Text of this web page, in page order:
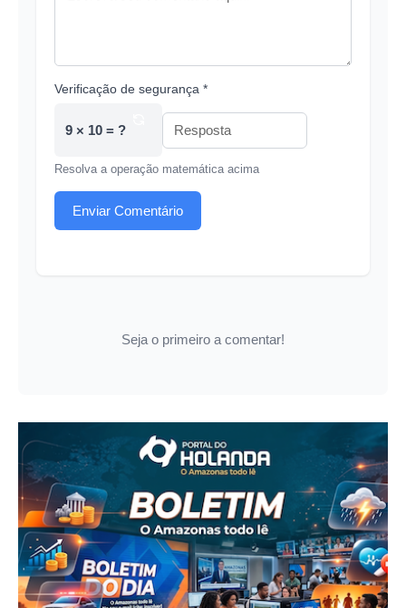
Verificação de segurança *
9 × 10 = ?
Resolva a operação matemática acima
Enviar Comentário
Seja o primeiro a comentar!